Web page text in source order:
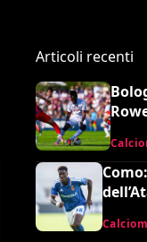
Articoli recenti
è in